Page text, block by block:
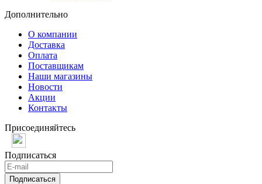
Дополнительно
О компании
Доставка
Оплата
Поставщикам
Наши магазины
Новости
Акции
Контакты
Присоединяйтесь
Подписаться